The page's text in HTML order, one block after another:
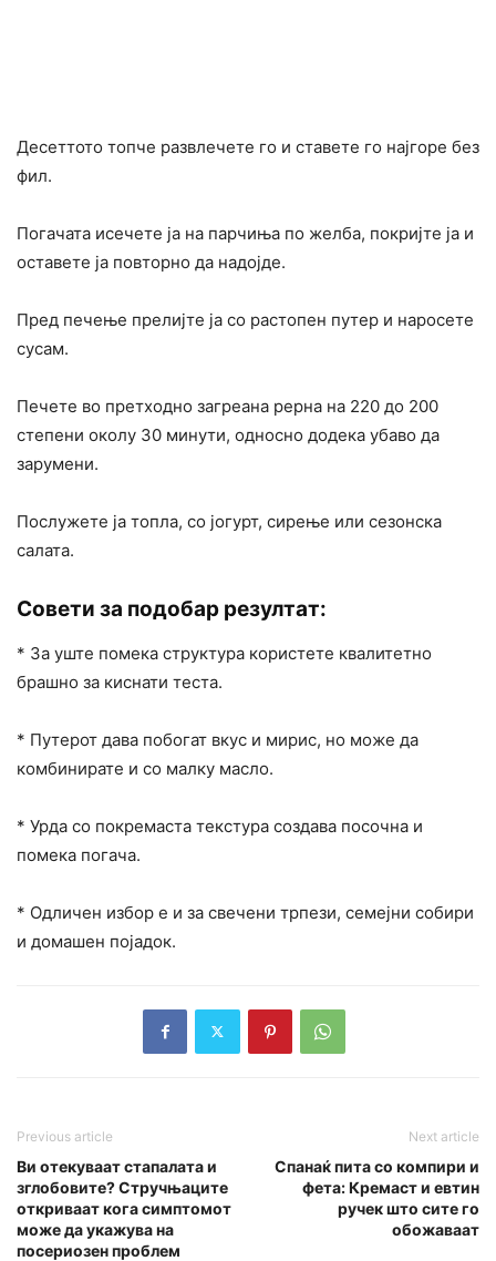
Десеттото топче развлечете го и ставете го најгоре без
фил.
Погачата исечете ја на парчиња по желба, покријте ја и
оставете ја повторно да надојде.
Пред печење прелијте ја со растопен путер и наросете
сусам.
Печете во претходно загреана рерна на 220 до 200
степени околу 30 минути, односно додека убаво да
зарумени.
Послужете ја топла, со јогурт, сирење или сезонска
салата.
Совети за подобар резултат:
* За уште помека структура користете квалитетно
брашно за киснати теста.
* Путерот дава побогат вкус и мирис, но може да
комбинирате и со малку масло.
* Урда со покремаста текстура создава посочна и
помека погача.
* Одличен избор е и за свечени трпези, семејни собири
и домашен појадок.
Previous article
Ви отекуваат стапалата и
зглобовите? Стручњаците
откриваат кога симптомот
може да укажува на
посериозен проблем
Next article
Спанаќ пита со компири и
фета: Кремаст и евтин
ручек што сите го
обожаваат